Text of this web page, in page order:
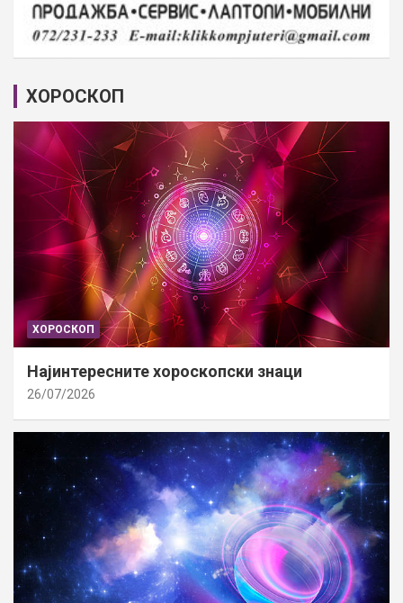
ХОРОСКОП
ХОРОСКОП
Најинтересните хороскопски знаци
26/07/2026